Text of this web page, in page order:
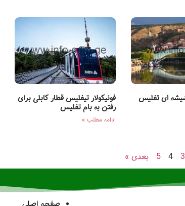
ای تفلیس فونیکولار تیفلیس قطار کابلی برای
رفتن به بام تفلیس
ادامه مطلب »
3
4
5 بعدی »